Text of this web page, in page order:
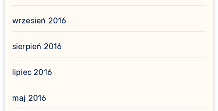
wrzesień 2016
sierpień 2016
lipiec 2016
maj 2016